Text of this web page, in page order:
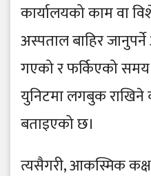
कार्यालयको काम वा
अस्पताल बाहिर
गएको र फर्किएको
युनिटमा लगबुक राखिने
बताइएको छ।
त्यसैगरी, आकस्मिक